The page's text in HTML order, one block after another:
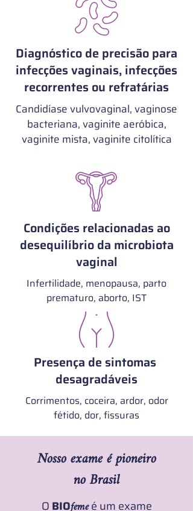
Diagnóstico de precisão para
infecções vaginais, infecções
recorrentes ou refratárias
Candidíase vulvovaginal, vaginose
bacteriana, vaginite aeróbica,
vaginite mista, vaginite citolítica
Condições relacionadas ao
desequilíbrio da microbiota
vaginal
Infertilidade, menopausa, parto
prematuro, aborto, IST
Presença de sintomas
desagradáveis
Corrimentos, coceira, ardor, odor
fétido, dor, fissuras
Nosso exame é pioneiro
no Brasil
O BIOfemeé um exame